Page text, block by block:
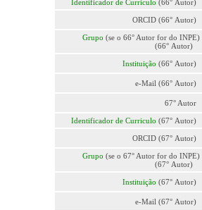
Identificador de Curriculo (66° Autor)
ORCID (66° Autor)
Grupo (se o 66° Autor for do INPE)
(66° Autor)
Instituição (66° Autor)
e-Mail (66° Autor)
67° Autor
Identificador de Curriculo (67° Autor)
ORCID (67° Autor)
Grupo (se o 67° Autor for do INPE)
(67° Autor)
Instituição (67° Autor)
e-Mail (67° Autor)